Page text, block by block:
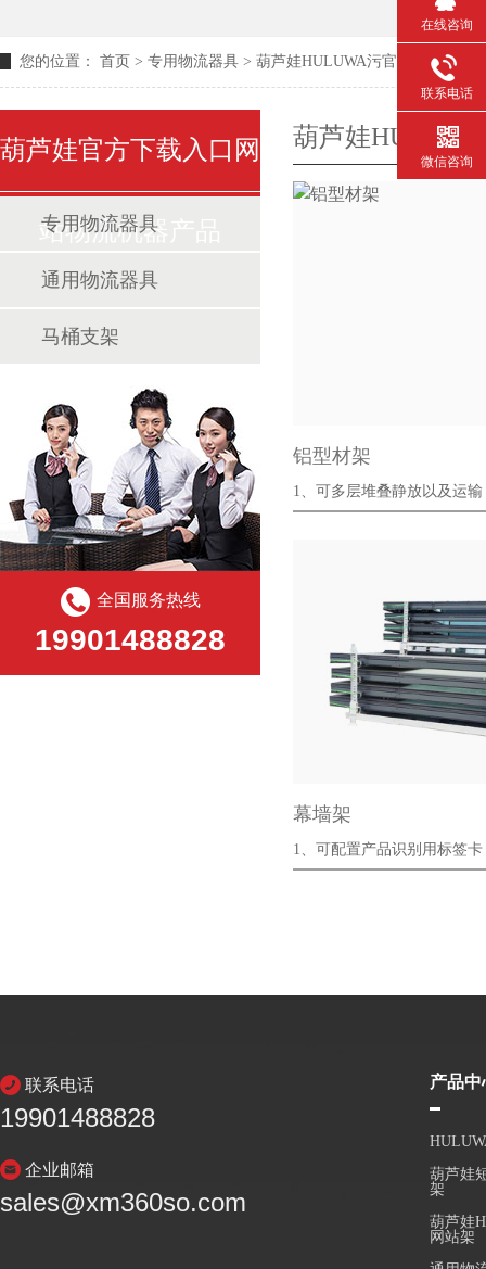
您的位置： 首页 > 专用物流器具 > 葫芦娃HULUWA污官方下载入口
葫芦娃
铝型材架
1、可多层堆叠静放以及运输
幕墙架
1、可配置产品识别用标签卡
葫芦娃官方下载入口网
站物流机器产品
专用物流器具
通用物流器具
马桶支架
全国服务热线
19901488828
联系电话
19901488828
企业邮箱
sales@xm360so.com
产品中
葫芦娃
架
葫芦娃
网站架
在线咨询
联系电话
微信咨询